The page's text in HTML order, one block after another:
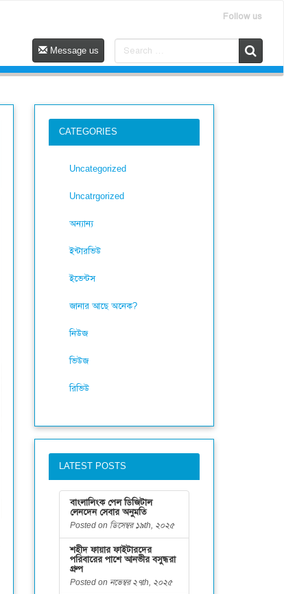
Follow us
Message us
CATEGORIES
Uncategorized
Uncatrgorized
অন্যান্য
ইন্টারভিউ
ইভেন্টস
জানার আছে অনেক?
নিউজ
ভিউজ
রিভিউ
LATEST POSTS
বাংলালিংক পেল ডিজিটাল
লেনদেন সেবার অনুমতি
Posted on ডিসেম্বর ১৯th, ২০২৫
শহীদ ফায়ার ফাইটারদের
পরিবারের পাশে আনভীর বসুন্ধরা
গ্রুপ
Posted on নভেম্বর ২৭th, ২০২৫